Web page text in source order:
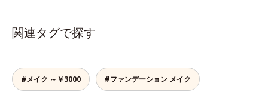
ー複合成分(*4)肌悩みが気になる時
拡散効果で乾燥小ジワや毛穴もカバ
ーします。【ラスティング効果】皮
タイプのファンデーションを使って
も、仕上げがパサパサのお粉ではせ
をまとったグロウニュアンスパウダ
ーを新配合。リキッドのツヤ感を活
になります。さらに「立体格子構
造」を採用し、肌にあたる表面積が
関連タグで探す
#メイク ～￥3000 #ファンデーション メイク